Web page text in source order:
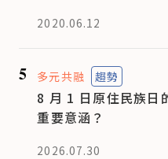
2020.06.12
5 多元共融 趨勢
8 月 1 日原住民族日
重要意涵？
2026.07.30